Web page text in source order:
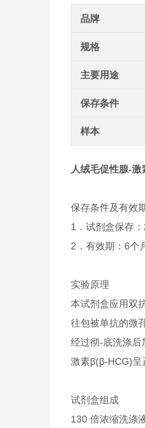
品牌
规格
主要用途
保存条件
样本
人绒毛促性腺-
保存条件及有效
1．试剂盒保存：
2．有效期：6个
实验原理
本试剂盒应用双
往包被单抗的微
经过彻-底洗涤后
激素β(β-HCG)呈
试剂盒组成
130 倍浓缩洗涤